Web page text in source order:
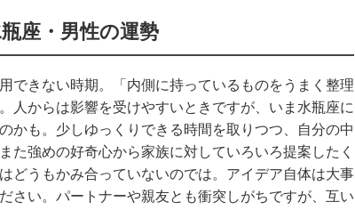
座・男性の運勢
できない時期。「内側に持っているものをうまく整理
人からは影響を受けやすいときですが、いま水瓶座に
かも。少しゆっくりできる時間を取りつつ、自分の中
た強めの好奇心から家族に対していろいろ提案したく
どうもかみ合っていないのでは。アイデア自体は大事
さい。パートナーや親友とも衝突しがちですが、互い